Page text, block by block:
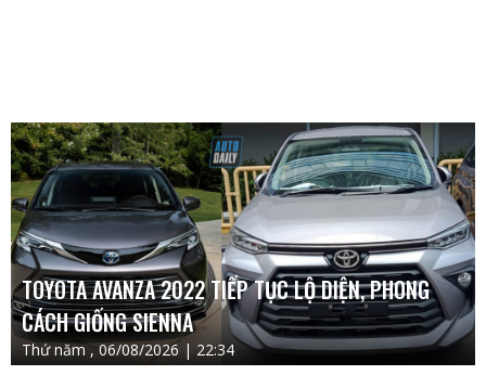
TOYOTA AVANZA 2022 TIẾP TỤC LỘ DIỆN, PHONG
CÁCH GIỐNG SIENNA
Thứ năm , 06/08/2026 | 22:34